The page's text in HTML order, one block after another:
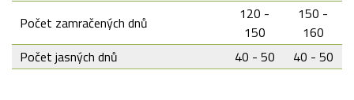
Počet zamračených dnů
120 -
150
150 -
160
Počet jasných dnů
40 - 50 40 - 50